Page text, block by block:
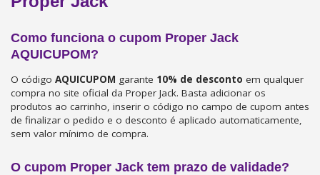
Como funciona o cupom Proper Jack
AQUICUPOM?
O código AQUICUPOM garante 10% de desconto em qualquer
compra no site oficial da Proper Jack. Basta adicionar os
produtos ao carrinho, inserir o código no campo de cupom antes
de finalizar o pedido e o desconto é aplicado automaticamente,
sem valor mínimo de compra.
O cupom Proper Jack tem prazo de validade?